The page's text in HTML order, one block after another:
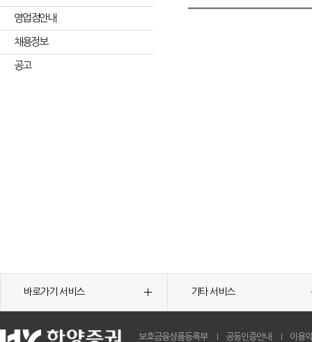
영업점안내
채용정보
공고
바로가기 서비스 기타 서비스
보호금융상품등록부 공동인증안내 이용